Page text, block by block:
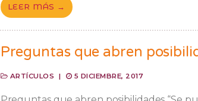
LEER MÁS →
Preguntas que abren
ARTÍCULOS | 5 DICIEMBRE, 2017